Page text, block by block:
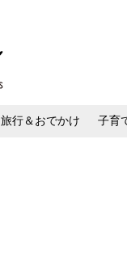
旅行＆おでかけ 子育